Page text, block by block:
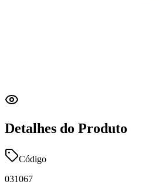
Detalhes do Produto
Código
031067